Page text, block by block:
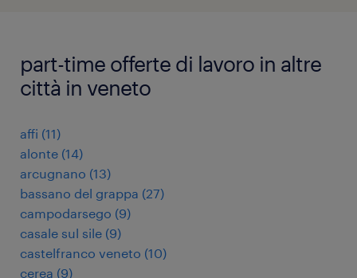
part-time offerte di lavoro in altre
città in veneto
affi (11)
alonte (14)
arcugnano (13)
bassano del grappa (27)
campodarsego (9)
casale sul sile (9)
castelfranco veneto (10)
cerea (9)